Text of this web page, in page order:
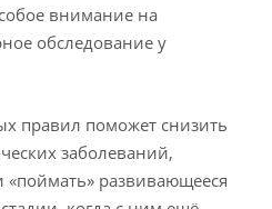
внимание на
обследование у
правил поможет снизить
заболеваний,
«поймать» развивающееся